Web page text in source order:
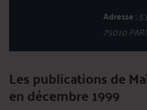
Adresse :
75010
Les publications de
en décembre 1999